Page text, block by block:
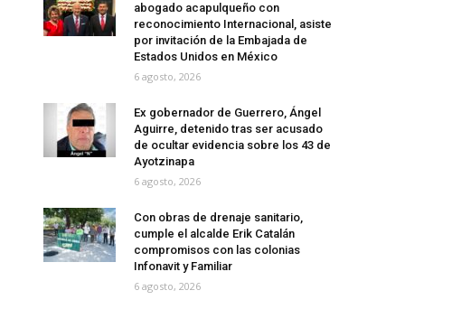
abogado acapulqueño con
reconocimiento Internacional, asiste
por invitación de la Embajada de
Estados Unidos en México
6 agosto, 2026
Ex gobernador de Guerrero, Ángel
Aguirre, detenido tras ser acusado
de ocultar evidencia sobre los 43 de
Ayotzinapa
6 agosto, 2026
Con obras de drenaje sanitario,
cumple el alcalde Erik Catalán
compromisos con las colonias
Infonavit y Familiar
6 agosto, 2026